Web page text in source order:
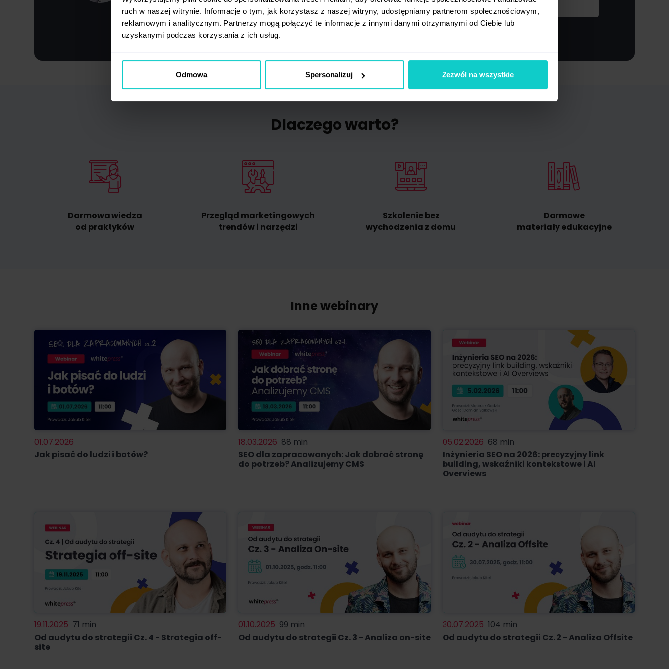
ruch w naszej witrynie. Informacje o tym, jak korzystasz z naszej witryny, udostępniamy partnerom społecznościowym,
reklamowym i analitycznym. Partnerzy mogą połączyć te informacje z innymi danymi otrzymanymi od Ciebie lub
uzyskanymi podczas korzystania z ich usług.
Odmowa Spersonalizuj Zezwól na wszystkie
i zagraniczne startupy w ekspansji międzynarodowej, projektowaniu i skalowaniu
modeli biznesowych oraz budowaniu revenue-strategy.
Dlaczego warto?
Darmowa wiedza
od praktyków
Przegląd marketingowych
trendów i narzędzi
Szkolenie bez
wychodzenia z domu
Darmowe
materiały edukacyjne
Inne webinary
01.07.2026
Jak pisać do ludzi i botów?
18.03.2026 88 min
SEO dla zapracowanych: Jak dobrać stronę
do potrzeb? Analizujemy CMS
05.02.2026 68 min
Inżynieria SEO na 2026: precyzyjny link
building, wskaźniki kontekstowe i AI
Overviews
19.11.2025 71 min
Od audytu do strategii Cz. 4 - Strategia off-
site
01.10.2025 99 min
Od audytu do strategii Cz. 3 - Analiza on-site
30.07.2025 104 min
Od audytu do strategii Cz. 2 - Analiza Offsite